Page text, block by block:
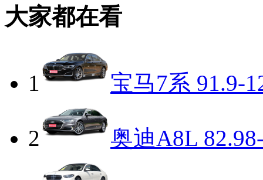
大家都在看
1 宝马7系 91.9-
2 奥迪A8L